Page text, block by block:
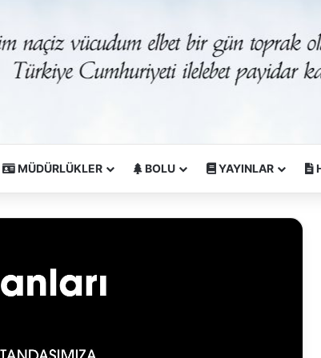
MÜDÜRLÜKLER BOLU YAYINLAR